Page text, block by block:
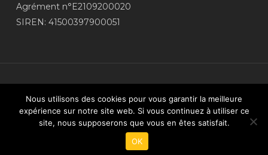
Agrément n°E2109200020
SIREN: 41500397900051
© 2026 Élite Auto-Moto-école.Données personnelles | Coordonnées
dumédiateur| Site réalisé parvroomvroom.fr| Financez votre
permis de conduire grâce à votrecompte CPF
Nous utilisons des cookies pour vous garantir la meilleure
expérience sur notre site web. Si vous continuez à utiliser ce
site, nous supposerons que vous en êtes satisfait.
OK